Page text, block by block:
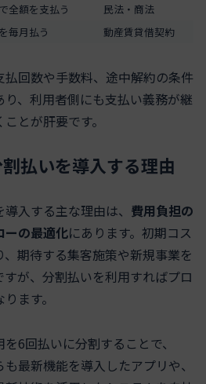
全額を支払う
民法・商法
毎月払う 動産賃貸借契約
回数や手数料、途中解約の条件
、利用者側にも支払い義務が継
とが肝要です。
払いを導入する理由
入する主な理由は、 費用負担の
ーの最適化にあります。初期コス
、期待する集客施策や新規事業を
が、分割払いを利用すればプロ
ます。
6回払いに分割することで、
最新機能を導入したアプリや、